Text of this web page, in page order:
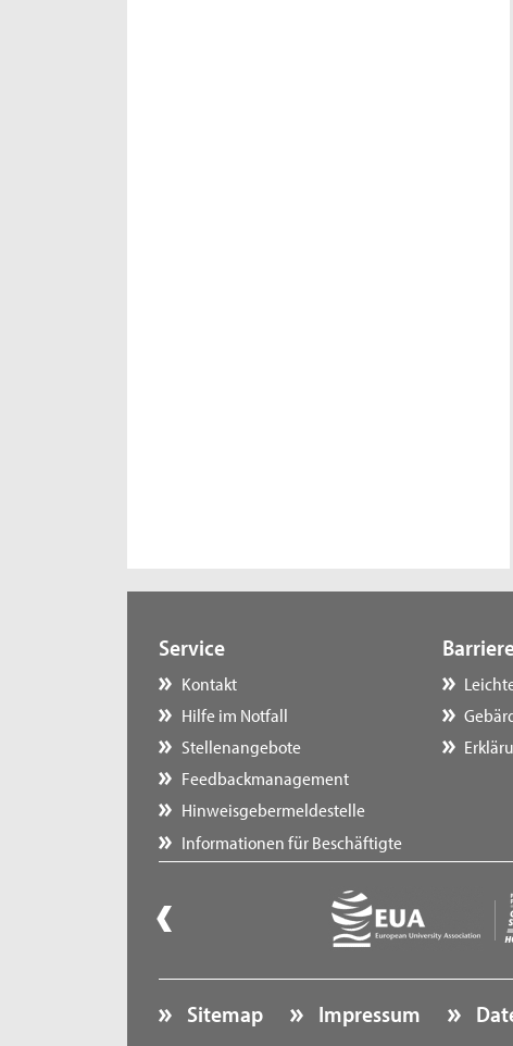
Service
Kontakt
Hilfe im Notfall
Stellenangebote
Feedbackmanagement
Hinweisgebermeldestelle
Informationen für Beschäftigte
Sitemap Impressum